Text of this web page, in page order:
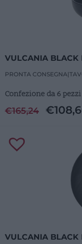
VULCANIA
PRONTA CONSEGNA|
Confezione da 6 pezzi
€165,24 €
VULCANIA